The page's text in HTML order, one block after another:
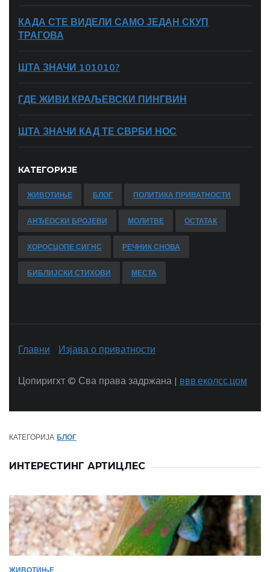
КАДА СТЕ ВИДЕЛИ САМО ЈЕДАН СКУП
ТРАГОВА
ШТА ЗНАЧИ 101010?
ГДЕ ЖИВИ КРАЉЕВСКИ ПИНГВИН
ШТА ЗНАЧИ КАД ТЕ СВРБИ НОС
КАТЕГОРИЈЕ
ЖИВОТИЊЕ БЛОГ ПОЛИТИКА ПРИВАТНОСТИ
АНЂЕОСКИ БРОЈЕВИ МОЛИТВЕ ОСТАТАК
ХОРОСЦОПЕ СИГНС РЕЧНИК СНОВА
БИБЛИЈСКИ СТИХОВИ МЕСТА
Главни Изјава о приватности
Цопиригхт © Сва права задржана | ввв.еколсс.цом
КАТЕГОРИЈА БЛОГ
ИНТЕРЕСТИНГ АРТИЦЛЕС
ЖИВОТИЊЕ